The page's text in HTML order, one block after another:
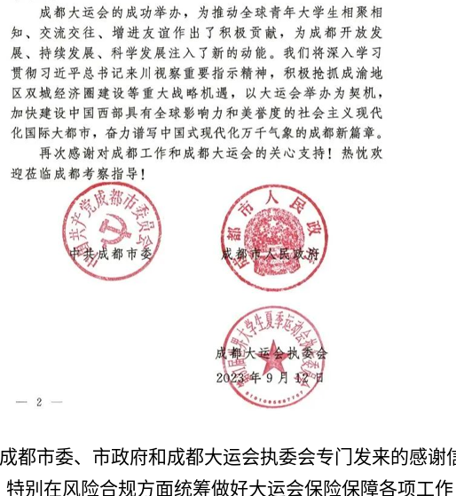
成都市委、市政府和成都大运会执委会专门发来的感谢
特别在风险合规方面统筹做好大运会保险保障各项工